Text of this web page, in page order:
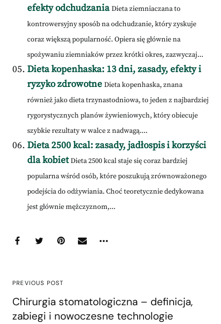
efekty odchudzania Dieta ziemniaczana to
kontrowersyjny sposób na odchudzanie, który zyskuje
coraz większą popularność. Opiera się głównie na
spożywaniu ziemniaków przez krótki okres, zazwyczaj...
Dieta kopenhaska: 13 dni, zasady, efekty i
ryzyko zdrowotne Dieta kopenhaska, znana
również jako dieta trzynastodniowa, to jeden z najbardziej
rygorystycznych planów żywieniowych, który obiecuje
szybkie rezultaty w walce z nadwagą....
Dieta 2500 kcal: zasady, jadłospis i korzyści
dla kobiet Dieta 2500 kcal staje się coraz bardziej
popularna wśród osób, które poszukują zrównoważonego
podejścia do odżywiania. Choć teoretycznie dedykowana
jest głównie mężczyznom,...
PREVIOUS POST
Chirurgia stomatologiczna – definicja,
zabiegi i nowoczesne technologie